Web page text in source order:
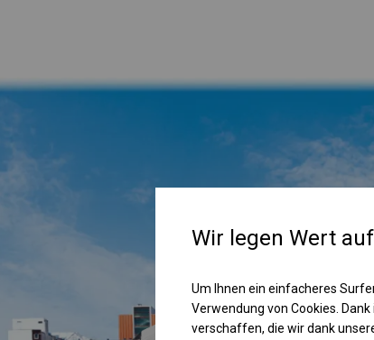
Wir legen Wert
Um Ihnen ein einfacheres
Verwendung von Cookies.
verschaffen, die wir dank